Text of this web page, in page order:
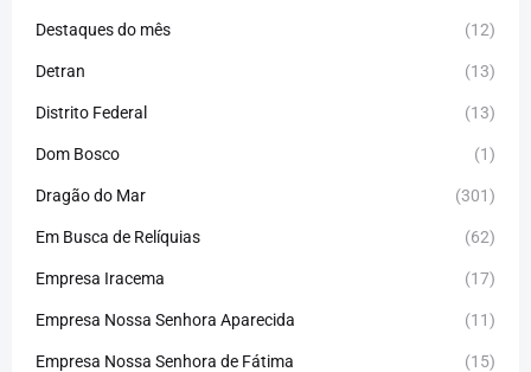
Destaques do mês (12)
Detran (13)
Distrito Federal (13)
Dom Bosco (1)
Dragão do Mar (301)
Em Busca de Relíquias (62)
Empresa Iracema (17)
Empresa Nossa Senhora Aparecida (11)
Empresa Nossa Senhora de Fátima (15)